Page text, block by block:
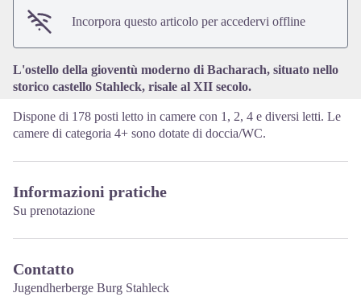
Incorpora questo articolo per accedervi offline
L'ostello della gioventù moderno di Bacharach, situato nello
storico castello Stahleck, risale al XII secolo.
Dispone di 178 posti letto in camere con 1, 2, 4 e diversi letti. Le
camere di categoria 4+ sono dotate di doccia/WC.
Informazioni pratiche
Su prenotazione
Contatto
Jugendherberge Burg Stahleck